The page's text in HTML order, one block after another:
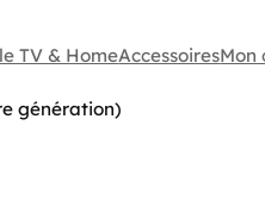
TV & HomeAccessoiresMon
génération)